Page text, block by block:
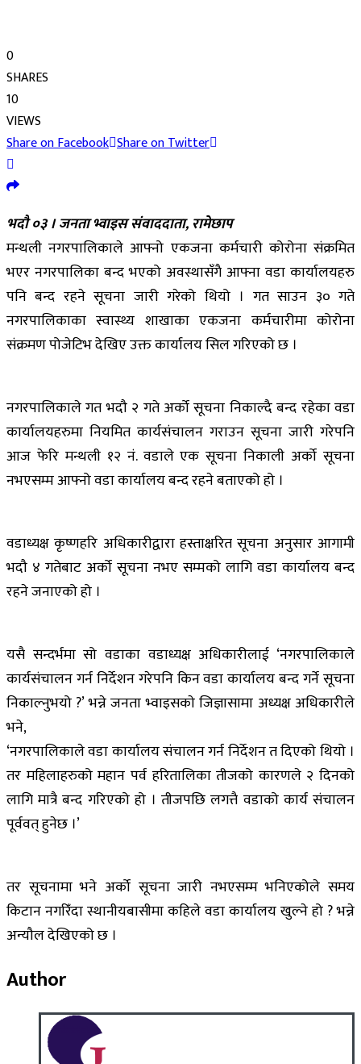
0
SHARES
10
VIEWS
Share on Facebook Share on Twitter
भदौ ०३ । जनता भ्वाइस संवाददाता, रामेछाप
मन्थली नगरपालिकाले आफ्नो एकजना कर्मचारी कोरोना संक्रमित
भएर नगरपालिका बन्द भएको अवस्थासँगै आफ्ना वडा कार्यालयहरु
पनि बन्द रहने सूचना जारी गरेको थियो । गत साउन ३० गते
नगरपालिकाका स्वास्थ्य शाखाका एकजना कर्मचारीमा कोरोना
संक्रमण पोजेटिभ देखिए उक्त कार्यालय सिल गरिएको छ ।
नगरपालिकाले गत भदौ २ गते अर्को सूचना निकाल्दै बन्द रहेका वडा
कार्यालयहरुमा नियमित कार्यसंचालन गराउन सूचना जारी गरेपनि
आज फेरि मन्थली १२ नं. वडाले एक सूचना निकाली अर्को सूचना
नभएसम्म आफ्नो वडा कार्यालय बन्द रहने बताएको हो ।
वडाध्यक्ष कृष्णहरि अधिकारीद्वारा हस्ताक्षरित सूचना अनुसार आगामी
भदौ ४ गतेबाट अर्को सूचना नभए सम्मको लागि वडा कार्यालय बन्द
रहने जनाएको हो ।
यसै सन्दर्भमा सो वडाका वडाध्यक्ष अधिकारीलाई ‘नगरपालिकाले
कार्यसंचालन गर्न निर्देशन गरेपनि किन वडा कार्यालय बन्द गर्ने सूचना
निकाल्नुभयो ?’ भन्ने जनता भ्वाइसकाे जिज्ञासामा अध्यक्ष अधिकारीले
भने,
‘नगरपालिकाले वडा कार्यालय संचालन गर्न निर्देशन त दिएको थियो ।
तर महिलाहरुको महान पर्व हरितालिका तीजको कारणले २ दिनको
लागि मात्रै बन्द गरिएको हो । तीजपछि लगत्तै वडाको कार्य संचालन
पूर्ववत् हुनेछ ।’
तर सूचनामा भने अर्को सूचना जारी नभएसम्म भनिएकोले समय
किटान नगरिँदा स्थानीयबासीमा कहिले वडा कार्यालय खुल्ने हो ? भन्ने
अन्यौल देखिएको छ ।
Author